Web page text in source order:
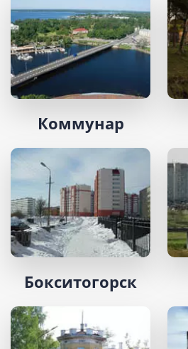
Коммунар
Бокситогорск